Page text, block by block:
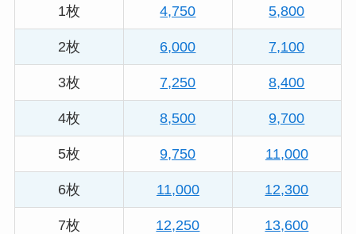
1枚 4,750 5,800
2枚 6,000 7,100
3枚 7,250 8,400
4枚 8,500 9,700
5枚 9,750 11,000
6枚 11,000 12,300
7枚 12,250 13,600